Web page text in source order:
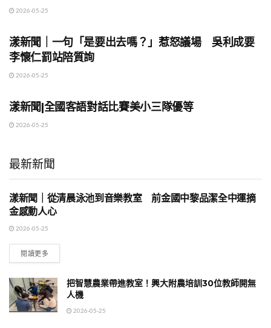
2026-05-25
漾新聞｜一句「是要出去嗎？」惹怒議場 吳利成要
李懷仁罰站陪質詢
2026-05-25
漾新聞|全國客語對話比賽美小三隊優等
2026-05-25
最新新聞
地方時事
漾新聞｜從清晨泳池到音樂教室 前金國中黎品潔全中運摘
金感動人心
2026-05-25
閱讀更多
把智慧農業帶進教室！興大附農培訓30位教師開無
人機
2026-05-25